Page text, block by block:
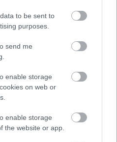
to be sent to
purposes.
send me
enable storage
on web or
enable storage
the website or app.